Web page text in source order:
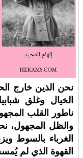
نحن الذين خارج
الخيال وغلق
ناطور القلب
والظل المجهول،
الغرباء بالسوط
القهوة الذي لم